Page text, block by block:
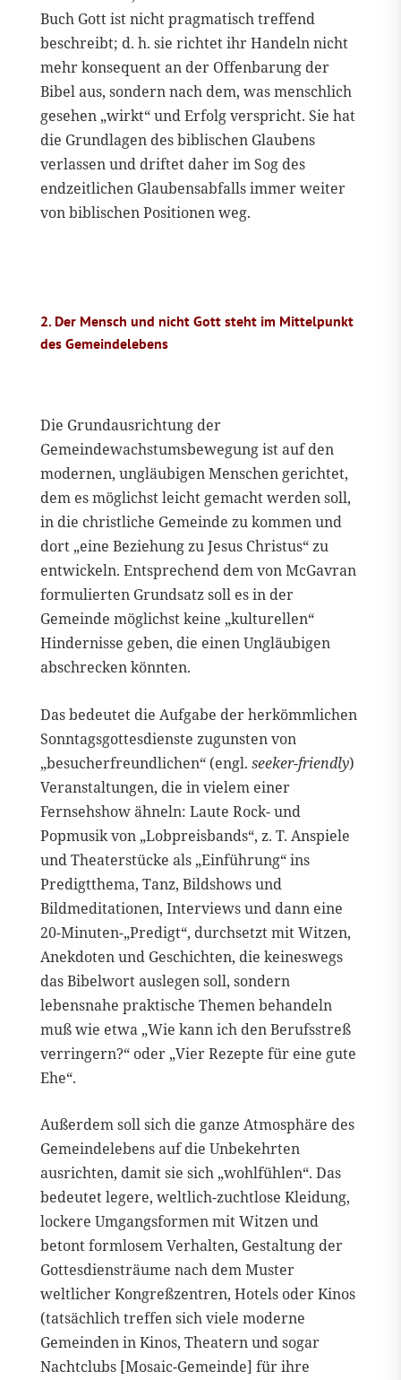
Buch Gott ist nicht pragmatisch treffend
beschreibt; d. h. sie richtet ihr Handeln nicht
mehr konsequent an der Offenbarung der
Bibel aus, sondern nach dem, was menschlich
gesehen „wirkt“ und Erfolg verspricht. Sie hat
die Grundlagen des biblischen Glaubens
verlassen und driftet daher im Sog des
endzeitlichen Glaubensabfalls immer weiter
von biblischen Positionen weg.
2. Der Mensch und nicht Gott steht im Mittelpunkt
des Gemeindelebens
Die Grundausrichtung der
Gemeindewachstumsbewegung ist auf den
modernen, ungläubigen Menschen gerichtet,
dem es möglichst leicht gemacht werden soll,
in die christliche Gemeinde zu kommen und
dort „eine Beziehung zu Jesus Christus“ zu
entwickeln. Entsprechend dem von McGavran
formulierten Grundsatz soll es in der
Gemeinde möglichst keine „kulturellen“
Hindernisse geben, die einen Ungläubigen
abschrecken könnten.
Das bedeutet die Aufgabe der herkömmlichen
Sonntagsgottesdienste zugunsten von
„besucherfreundlichen“ (engl. seeker-friendly)
Veranstaltungen, die in vielem einer
Fernsehshow ähneln: Laute Rock- und
Popmusik von „Lobpreisbands“, z. T. Anspiele
und Theaterstücke als „Einführung“ ins
Predigtthema, Tanz, Bildshows und
Bildmeditationen, Interviews und dann eine
20-Minuten-„Predigt“, durchsetzt mit Witzen,
Anekdoten und Geschichten, die keineswegs
das Bibelwort auslegen soll, sondern
lebensnahe praktische Themen behandeln
muß wie etwa „Wie kann ich den Berufsstreß
verringern?“ oder „Vier Rezepte für eine gute
Ehe“.
Außerdem soll sich die ganze Atmosphäre des
Gemeindelebens auf die Unbekehrten
ausrichten, damit sie sich „wohlfühlen“. Das
bedeutet legere, weltlich-zuchtlose Kleidung,
lockere Umgangsformen mit Witzen und
betont formlosem Verhalten, Gestaltung der
Gottesdiensträume nach dem Muster
weltlicher Kongreßzentren, Hotels oder Kinos
(tatsächlich treffen sich viele moderne
Gemeinden in Kinos, Theatern und sogar
Nachtclubs [Mosaic-Gemeinde] für ihre